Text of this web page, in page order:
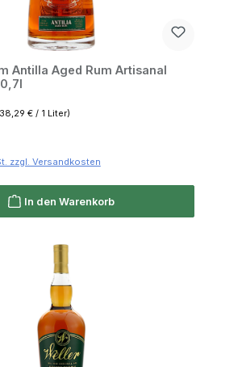
Antilla Aged Rum Artisanal
€ / 1 Liter)
zzgl. Versandkosten
In den Warenkorb